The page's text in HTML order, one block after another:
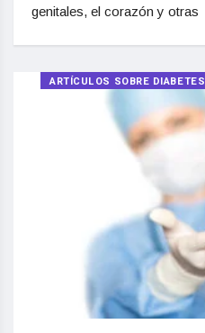
genitales, el corazón y otras
ARTÍCULOS SOBRE DIABETES